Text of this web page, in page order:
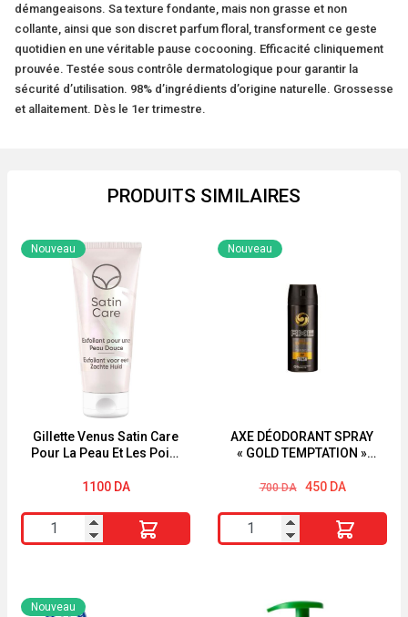
démangeaisons. Sa texture fondante, mais non grasse et non
collante, ainsi que son discret parfum floral, transforment ce geste
quotidien en une véritable pause cocooning. Efficacité cliniquement
prouvée. Testée sous contrôle dermatologique pour garantir la
sécurité d’utilisation. 98% d’ingrédients d’origine naturelle. Grossesse
et allaitement. Dès le 1er trimestre.
PRODUITS SIMILAIRES
Gillette Venus Satin Care
Pour La Peau Et Les Poils
Une Peau Douce, 177ML
Nouveau
1100 DA
quantité
de
Venus
AXE DÉODORANT SPRAY
« GOLD TEMPTATION »
Nouveau
700DA
Le
initial
était :
700 DA.
450 DA
Le
actuel
450 DA.
quantité
de
DÉODORANT
Nouveau